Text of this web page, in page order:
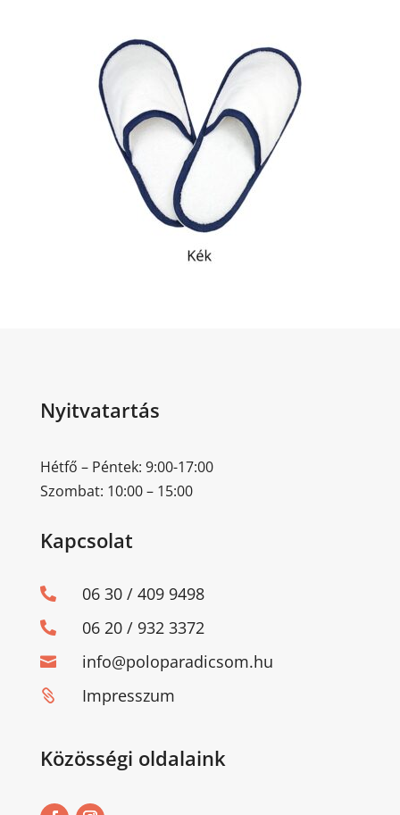
Nyitvatartás
Hétfő – Péntek: 9:00-17:00
Szombat: 10:00 – 15:00
Kapcsolat
 06 30 / 409 9498
 06 20 / 932 3372
 info@poloparadicsom.hu
 Impresszum
Közösségi oldalaink